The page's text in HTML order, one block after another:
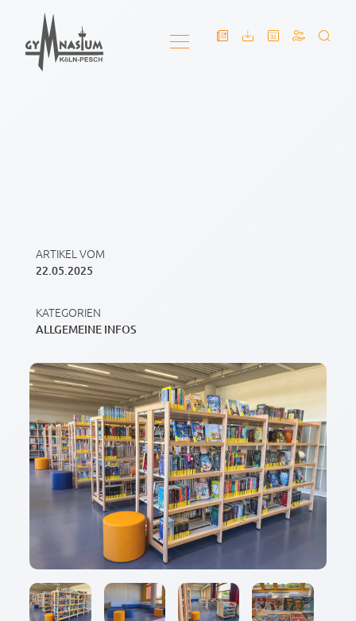
ARTIKEL VOM
22.05.2025
KATEGORIEN
ALLGEMEINE INFOS